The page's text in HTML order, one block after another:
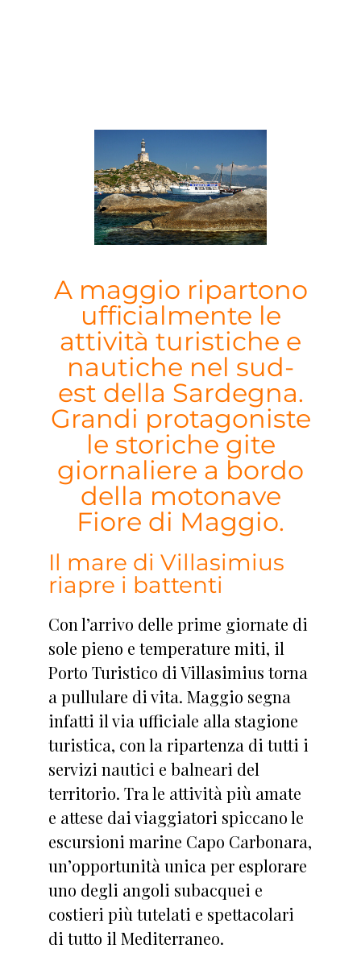
A maggio ripartono
ufficialmente le
attività turistiche e
nautiche nel sud-
est della Sardegna.
Grandi protagoniste
le storiche gite
giornaliere a bordo
della motonave
Fiore di Maggio.
Il mare di Villasimius
riapre i battenti
Con l’arrivo delle prime giornate di
sole pieno e temperature miti, il
Porto Turistico di Villasimius torna
a pullulare di vita. Maggio segna
infatti il via ufficiale alla stagione
turistica, con la ripartenza di tutti i
servizi nautici e balneari del
territorio. Tra le attività più amate
e attese dai viaggiatori spiccano le
escursioni marine Capo Carbonara,
un’opportunità unica per esplorare
uno degli angoli subacquei e
costieri più tutelati e spettacolari
di tutto il Mediterraneo.